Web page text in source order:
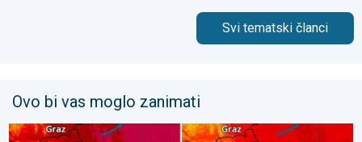
Svi tematski članci
Ovo bi vas moglo zanimati
Bliži se osvježenje s pljuskovima. Četvrtak vrlo vruć. . .